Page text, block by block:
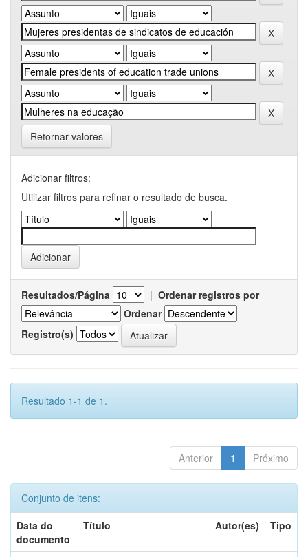
Retornar valores
Adicionar filtros:
Utilizar filtros para refinar o resultado de busca.
Resultados/Página | Ordenar registros por
Ordenar
Registro(s)
Resultado 1-1 de 1.
Anterior 1 Próximo
Conjunto de itens:
Data do
documento
Título Autor(es) Tipo